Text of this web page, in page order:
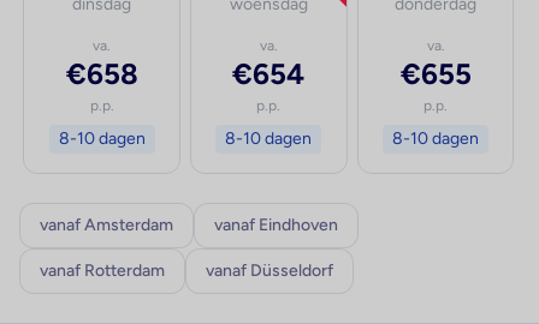
dinsdag
va.
€658
p.p.
8-10 dagen
woensdag
va.
€654
p.p.
8-10 dagen
donderdag
va.
€655
p.p.
8-10 dagen
vanaf Amsterdam vanaf Eindhoven
vanaf Rotterdam vanaf Düsseldorf